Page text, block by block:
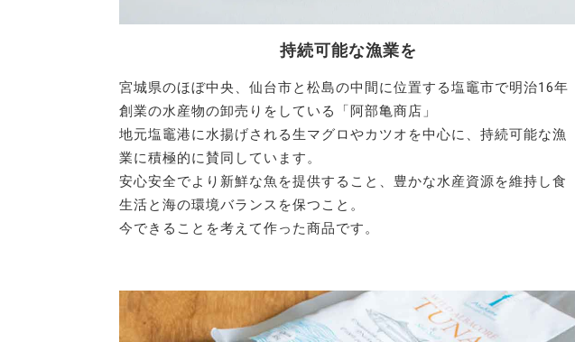
持続可能な漁業を
宮城県のほぼ中央、仙台市と松島の中間に位置する塩竈市で明治16年
創業の水産物の卸売りをしている「阿部亀商店」
地元塩竈港に水揚げされる生マグロやカツオを中心に、持続可能な漁
業に積極的に賛同しています。
安心安全でより新鮮な魚を提供すること、豊かな水産資源を維持し食
生活と海の環境バランスを保つこと。
今できることを考えて作った商品です。